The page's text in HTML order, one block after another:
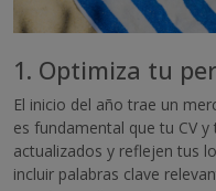
1. Optimiza tu
El inicio del año trae un
es fundamental que tu CV
actualizados y reflejen tus
incluir palabras clave